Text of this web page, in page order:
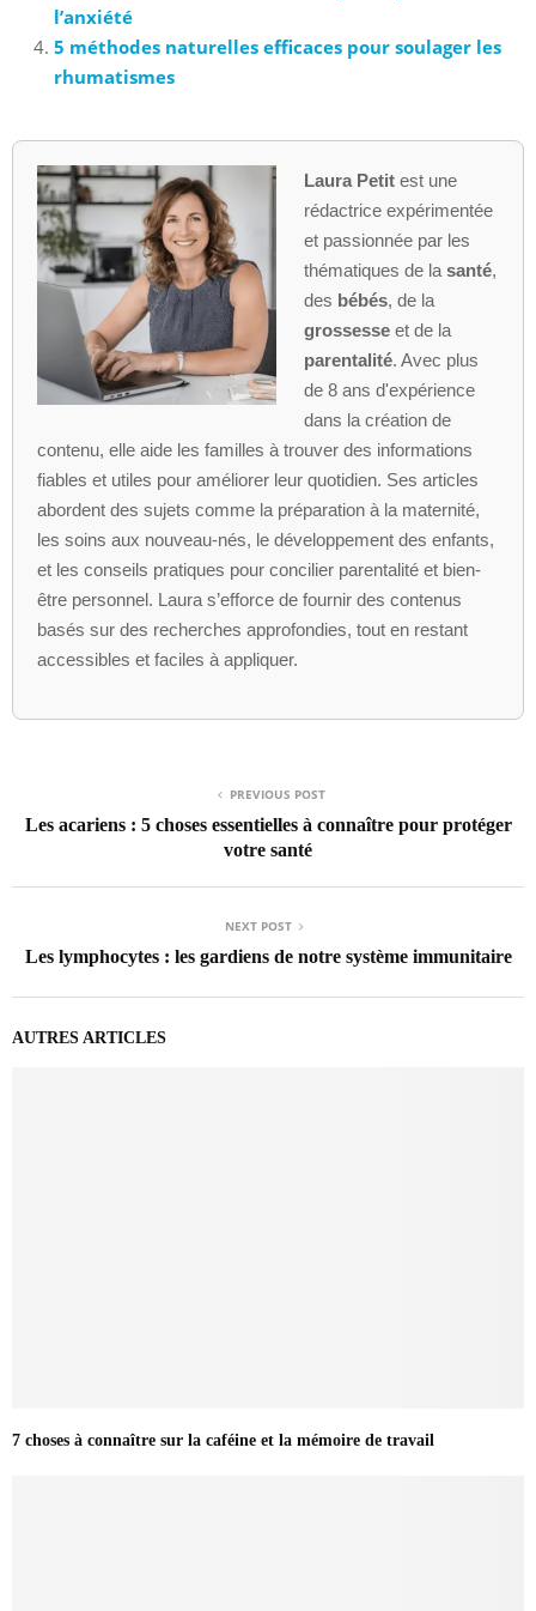
l’anxiété
5 méthodes naturelles efficaces pour soulager les
rhumatismes
Laura Petitest une
rédactrice expérimentée
et passionnée par les
thématiques de la santé,
des bébés, de la
grossesseet de la
parentalité. Avec plus
de 8 ans d'expérience
dans la création de
contenu, elle aide les familles à trouver des informations
fiables et utiles pour améliorer leur quotidien. Ses articles
abordent des sujets comme la préparation à la maternité,
les soins aux nouveau-nés, le développement des enfants,
et les conseils pratiques pour concilier parentalité et bien-
être personnel. Laura s’efforce de fournir des contenus
basés sur des recherches approfondies, tout en restant
accessibles et faciles à appliquer.
PREVIOUS POST
Les acariens : 5 choses essentielles à connaître pour protéger
votre santé
NEXT POST
Les lymphocytes : les gardiens de notre système immunitaire
AUTRES ARTICLES
7 choses à connaître sur la caféine et la mémoire de travail